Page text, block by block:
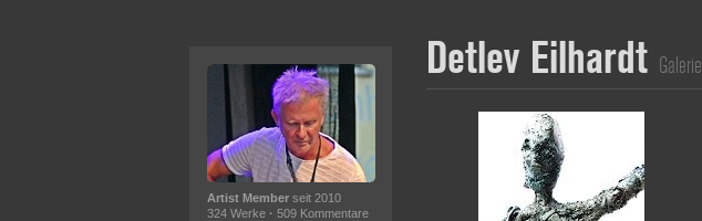
Artist Memberseit 2010
324 Werke · 509 Kommentare
Detlev Eilhardt Galerie